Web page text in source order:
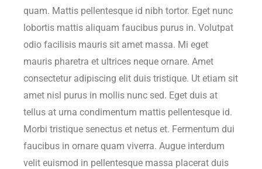
quam. Mattis pellentesque id nibh tortor. Eget nunc
lobortis mattis aliquam faucibus purus in. Volutpat
odio facilisis mauris sit amet massa. Mi eget
mauris pharetra et ultrices neque ornare. Amet
consectetur adipiscing elit duis tristique. Ut etiam sit
amet nisl purus in mollis nunc sed. Eget duis at
tellus at urna condimentum mattis pellentesque id.
Morbi tristique senectus et netus et. Fermentum dui
faucibus in ornare quam viverra. Augue interdum
velit euismod in pellentesque massa placerat duis